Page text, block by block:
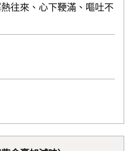
往來、心下鞕滿、嘔吐不